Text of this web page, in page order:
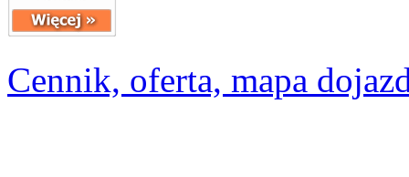
Cennik, oferta, mapa